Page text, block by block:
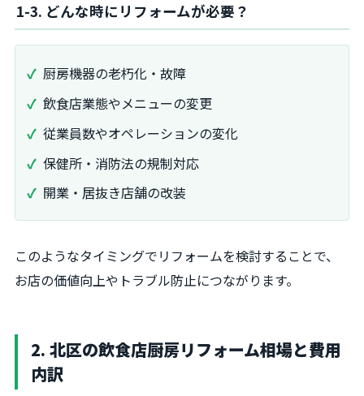
1-3. どんな時にリフォームが必要？
厨房機器の老朽化・故障
飲食店業態やメニューの変更
従業員数やオペレーションの変化
保健所・消防法の規制対応
開業・居抜き店舗の改装
このようなタイミングでリフォームを検討することで、
お店の価値向上やトラブル防止につながります。
2. 北区の飲食店厨房リフォーム相場と費用
内訳